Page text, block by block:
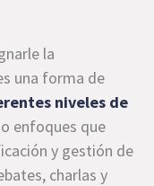
la
una forma de
niveles de
enfoques que
y gestión de
charlas y